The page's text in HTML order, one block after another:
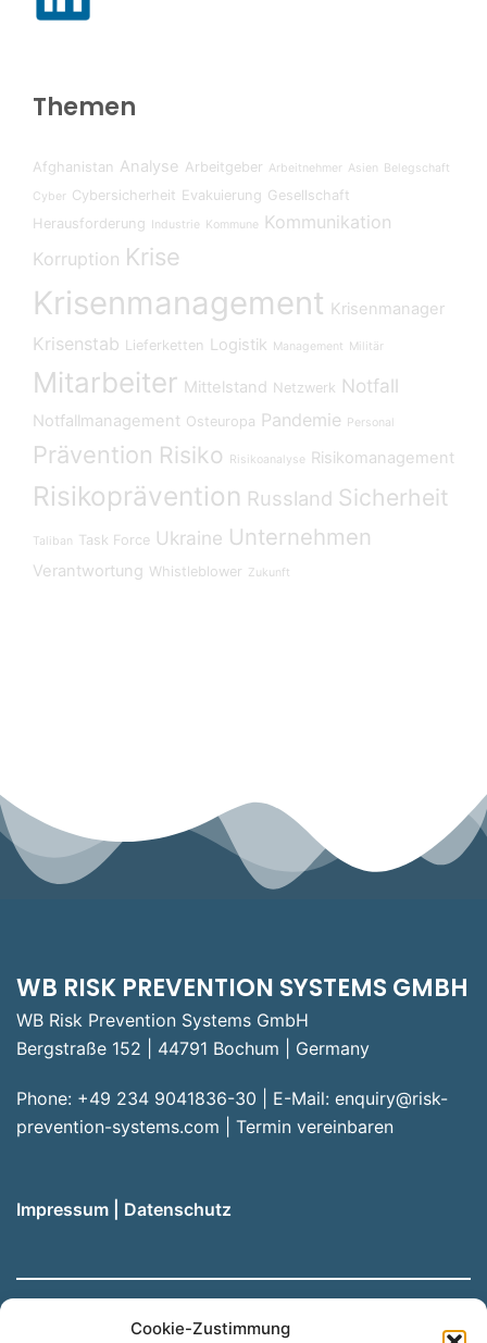
Cookie-Zustimmung
Themen
Afghanistan Analyse Arbeitgeber Arbeitnehmer Asien Belegschaft
Cyber
Cybersicherheit Evakuierung Gesellschaft
Herausforderung Industrie Kommune
Kommunikation
Korruption Krise
Krisenmanagement Krisenmanager
Krisenstab Lieferketten Logistik Management Militär
Mitarbeiter Mittelstand Netzwerk Notfall
Notfallmanagement Osteuropa Pandemie Personal
Prävention Risiko Risikoanalyse Risikomanagement
Risikoprävention Russland Sicherheit
Taliban Task Force Ukraine Unternehmen
Verantwortung Whistleblower Zukunft
WB RISK PREVENTION SYSTEMS GMBH
WB Risk Prevention Systems GmbH
Bergstraße 152 | 44791 Bochum | Germany
Phone: +49 234 9041836-30 | E-Mail: enquiry@risk-
prevention-systems.com
Termin vereinbaren
Impressum Datenschutz